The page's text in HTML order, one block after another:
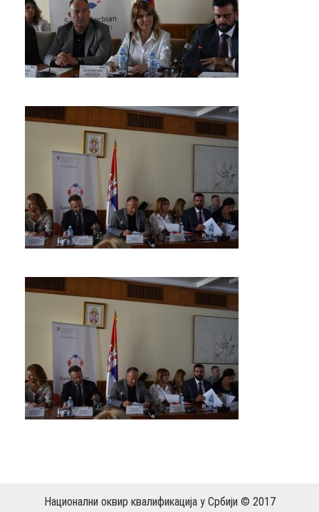
Национални оквир квалификација у Србији © 2017